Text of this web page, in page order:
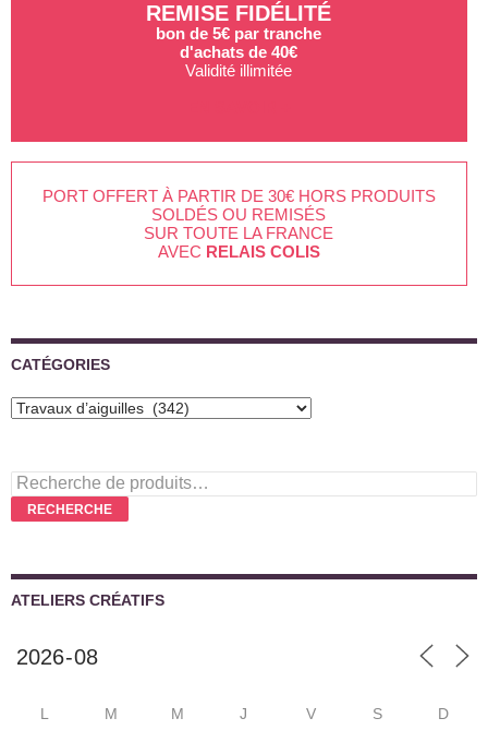
REMISE FIDÉLITÉ
bon de 5€ par tranche
d'achats de 40€
Validité illimitée
PORT OFFERT À PARTIR DE 30€ HORS PRODUITS
SOLDÉS OU REMISÉS
SUR TOUTE LA FRANCE
AVEC RELAIS COLIS
CATÉGORIES
Recherche
pour :
RECHERCHE
ATELIERS CRÉATIFS
L M M J V S D